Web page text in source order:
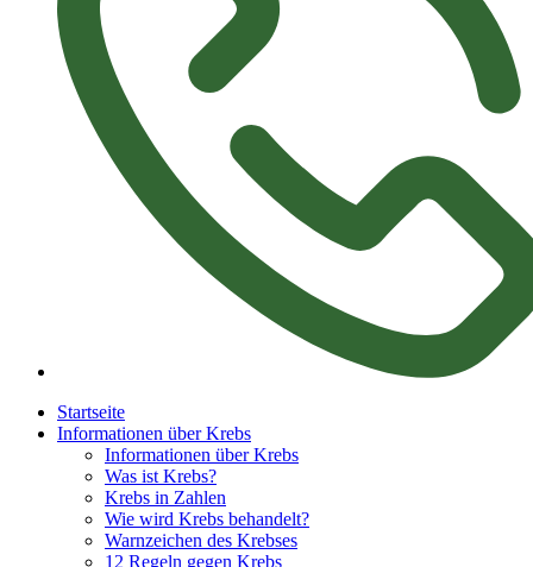
Startseite
Informationen über Krebs
Informationen über Krebs
Was ist Krebs?
Krebs in Zahlen
Wie wird Krebs behandelt?
Warnzeichen des Krebses
12 Regeln gegen Krebs